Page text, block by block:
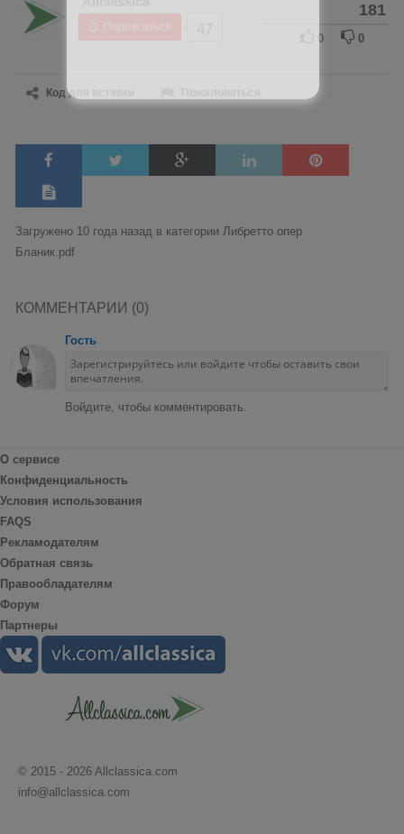
Подписаться
181
0 0
Код для вставки
Загружено 10 года назад в категории Либретто опер
Бланик.pdf
КОММЕНТАРИИ (0)
Гость
Войдите, чтобы комментировать.
О сервисе
Конфиденциальность
Условия использования
FAQS
Рекламодателям
Обратная связь
Правообладателям
Форум
Партнеры
© 2015 - 2026 Allclassica.com
info@allclassica.com